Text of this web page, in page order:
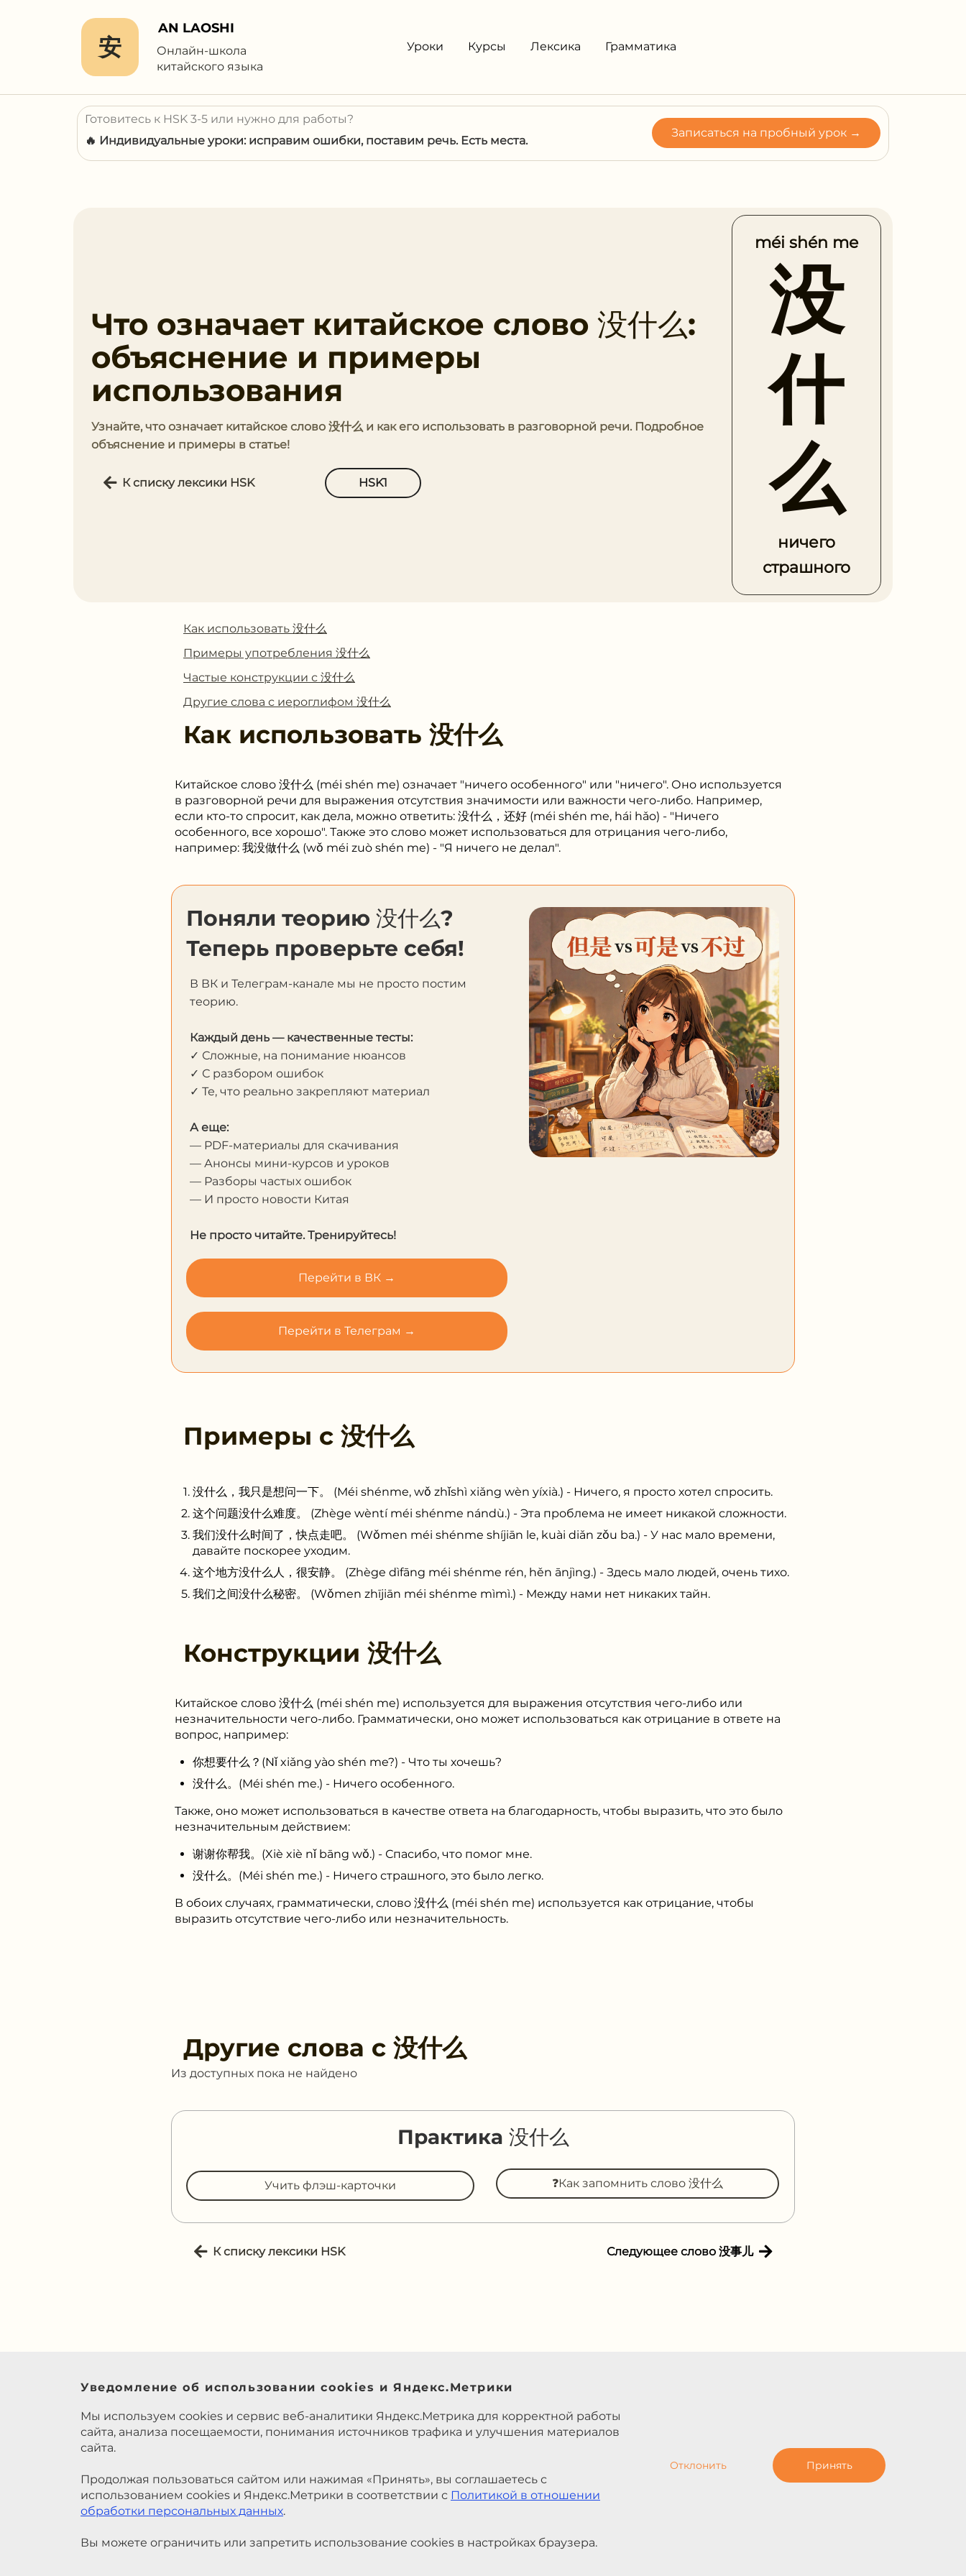
安
AN LAOSHI
Онлайн-школа
китайского языка
Уроки Курсы Лексика Грамматика
Готовитесь к HSK 3-5 или нужно для работы?
🔥 Индивидуальные уроки: исправим ошибки, поставим речь. Есть места.
Записаться на пробный урок →
Что означает китайское слово 没什么:
объяснение и примеры
использования
Узнайте, что означает китайское слово 没什么 и как его использовать в разговорной речи. Подробное
объяснение и примеры в статье!
К списку лексики HSK HSK1
méi shén me
没
什
么
ничего
страшного
Как использовать 没什么
Примеры употребления 没什么
Частые конструкции с 没什么
Другие слова с иероглифом 没什么
Как использовать 没什么
Китайское слово 没什么 (méi shén me) означает "ничего особенного" или "ничего". Оно используется
в разговорной речи для выражения отсутствия значимости или важности чего-либо. Например,
если кто-то спросит, как дела, можно ответить: 没什么，还好 (méi shén me, hái hǎo) - "Ничего
особенного, все хорошо". Также это слово может использоваться для отрицания чего-либо,
например: 我没做什么 (wǒ méi zuò shén me) - "Я ничего не делал".
Поняли теорию 没什么?
Теперь проверьте себя!
В ВК и Телеграм-канале мы не просто постим
теорию.
Каждый день — качественные тесты:
✓ Сложные, на понимание нюансов
✓ С разбором ошибок
✓ Те, что реально закрепляют материал
А еще:
— PDF-материалы для скачивания
— Анонсы мини-курсов и уроков
— Разборы частых ошибок
— И просто новости Китая
Не просто читайте. Тренируйтесь!
Перейти в ВК →
Перейти в Телеграм →
Примеры с 没什么
没什么，我只是想问一下。 (Méi shénme, wǒ zhǐshì xiǎng wèn yíxià.) - Ничего, я просто хотел спросить.
这个问题没什么难度。 (Zhège wèntí méi shénme nándù.) - Эта проблема не имеет никакой сложности.
我们没什么时间了，快点走吧。 (Wǒmen méi shénme shíjiān le, kuài diǎn zǒu ba.) - У нас мало времени,
давайте поскорее уходим.
这个地方没什么人，很安静。 (Zhège dìfāng méi shénme rén, hěn ānjìng.) - Здесь мало людей, очень тихо.
我们之间没什么秘密。 (Wǒmen zhījiān méi shénme mìmì.) - Между нами нет никаких тайн.
Конструкции 没什么
Китайское слово 没什么 (méi shén me) используется для выражения отсутствия чего-либо или
незначительности чего-либо. Грамматически, оно может использоваться как отрицание в ответе на
вопрос, например:
你想要什么？(Nǐ xiǎng yào shén me?) - Что ты хочешь?
没什么。(Méi shén me.) - Ничего особенного.
Также, оно может использоваться в качестве ответа на благодарность, чтобы выразить, что это было
незначительным действием:
谢谢你帮我。(Xiè xiè nǐ bāng wǒ.) - Спасибо, что помог мне.
没什么。(Méi shén me.) - Ничего страшного, это было легко.
В обоих случаях, грамматически, слово 没什么 (méi shén me) используется как отрицание, чтобы
выразить отсутствие чего-либо или незначительность.
Другие слова с 没什么
Из доступных пока не найдено
Практика 没什么
Учить флэш-карточки ❓Как запомнить слово 没什么
К списку лексики HSK Следующее слово 没事儿
Уведомление об использовании cookies и Яндекс.Метрики
Мы используем cookies и сервис веб-аналитики Яндекс.Метрика для корректной работы
сайта, анализа посещаемости, понимания источников трафика и улучшения материалов
сайта.
Продолжая пользоваться сайтом или нажимая «Принять», вы соглашаетесь с
использованием cookies и Яндекс.Метрики в соответствии с Политикой в отношении
обработки персональных данных.
Вы можете ограничить или запретить использование cookies в настройках браузера.
Отклонить Принять